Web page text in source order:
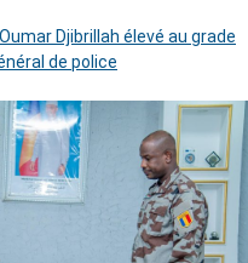
Djibrillah élevé au grade
de police